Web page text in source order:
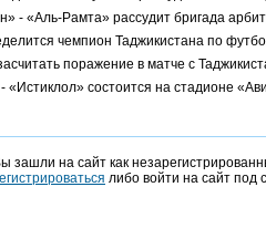
- «Аль-Рамта» рассудит бригада
чемпион Таджикистана по
поражение в матче с
«Истиклол» состоится на стадионе
зашли на сайт как
либо войти на сайт под